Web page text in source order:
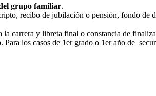
grupo familiar.
recibo de jubilación o pensión, fondo de
la carrera y libreta final o constancia de
Para los casos de 1er grado o 1er año de